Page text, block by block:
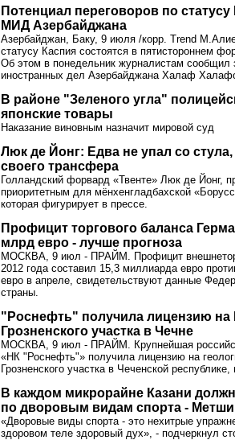
Потенциал переговоров по
МИД Азербайджана
Азербайджан, Баку, 9 июля /корр. Trend
статусу Каспия состоятся в пятистороннем
Об этом в понедельник журналистам сообщил
иностранных дел Азербайджана Халаф
В районе "Зеленого угла"
японские товары
Наказание виновным назначит мировой суд
Люк де Йонг: Едва не упал со
своего трансфера
Голландский форвард «Твенте» Люк де Йонг,
приоритетным для мёнхенгладбахской
которая фигурирует в прессе.
Профицит торгового баланса
млрд евро - лучше прогноза
МОСКВА, 9 июл - ПРАЙМ. Профицит
2012 года составил 15,3 миллиарда евро
евро в апреле, свидетельствуют данные
страны.
"Роснефть" получила лицензию на
Грозненского участка в Чечне
МОСКВА, 9 июл - ПРАЙМ. Крупнейшая
«НК "Роснефть"» получила лицензию на
Грозненского участка в Чеченской
В каждом микрорайне Казани
по дворовым видам спорта -
«Дворовые виды спорта - это нехитрые
здоровом теле здоровый дух», - подчеркнул